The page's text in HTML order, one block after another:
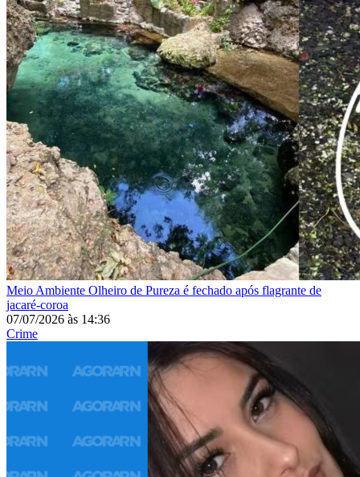
Meio Ambiente Olheiro de Pureza é fechado após flagrante de
jacaré-coroa
07/07/2026 às 14:36
Crime